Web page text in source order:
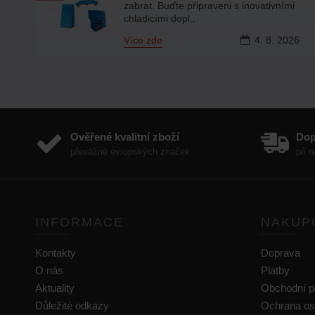
Více zde
Ověřené kvalitní zboží
převážně evropských značek při
INFORMACE
Kontakty
O nás
Aktuality
Důležité odkazy
Doprava
Platby
Obchodní
Ochrana